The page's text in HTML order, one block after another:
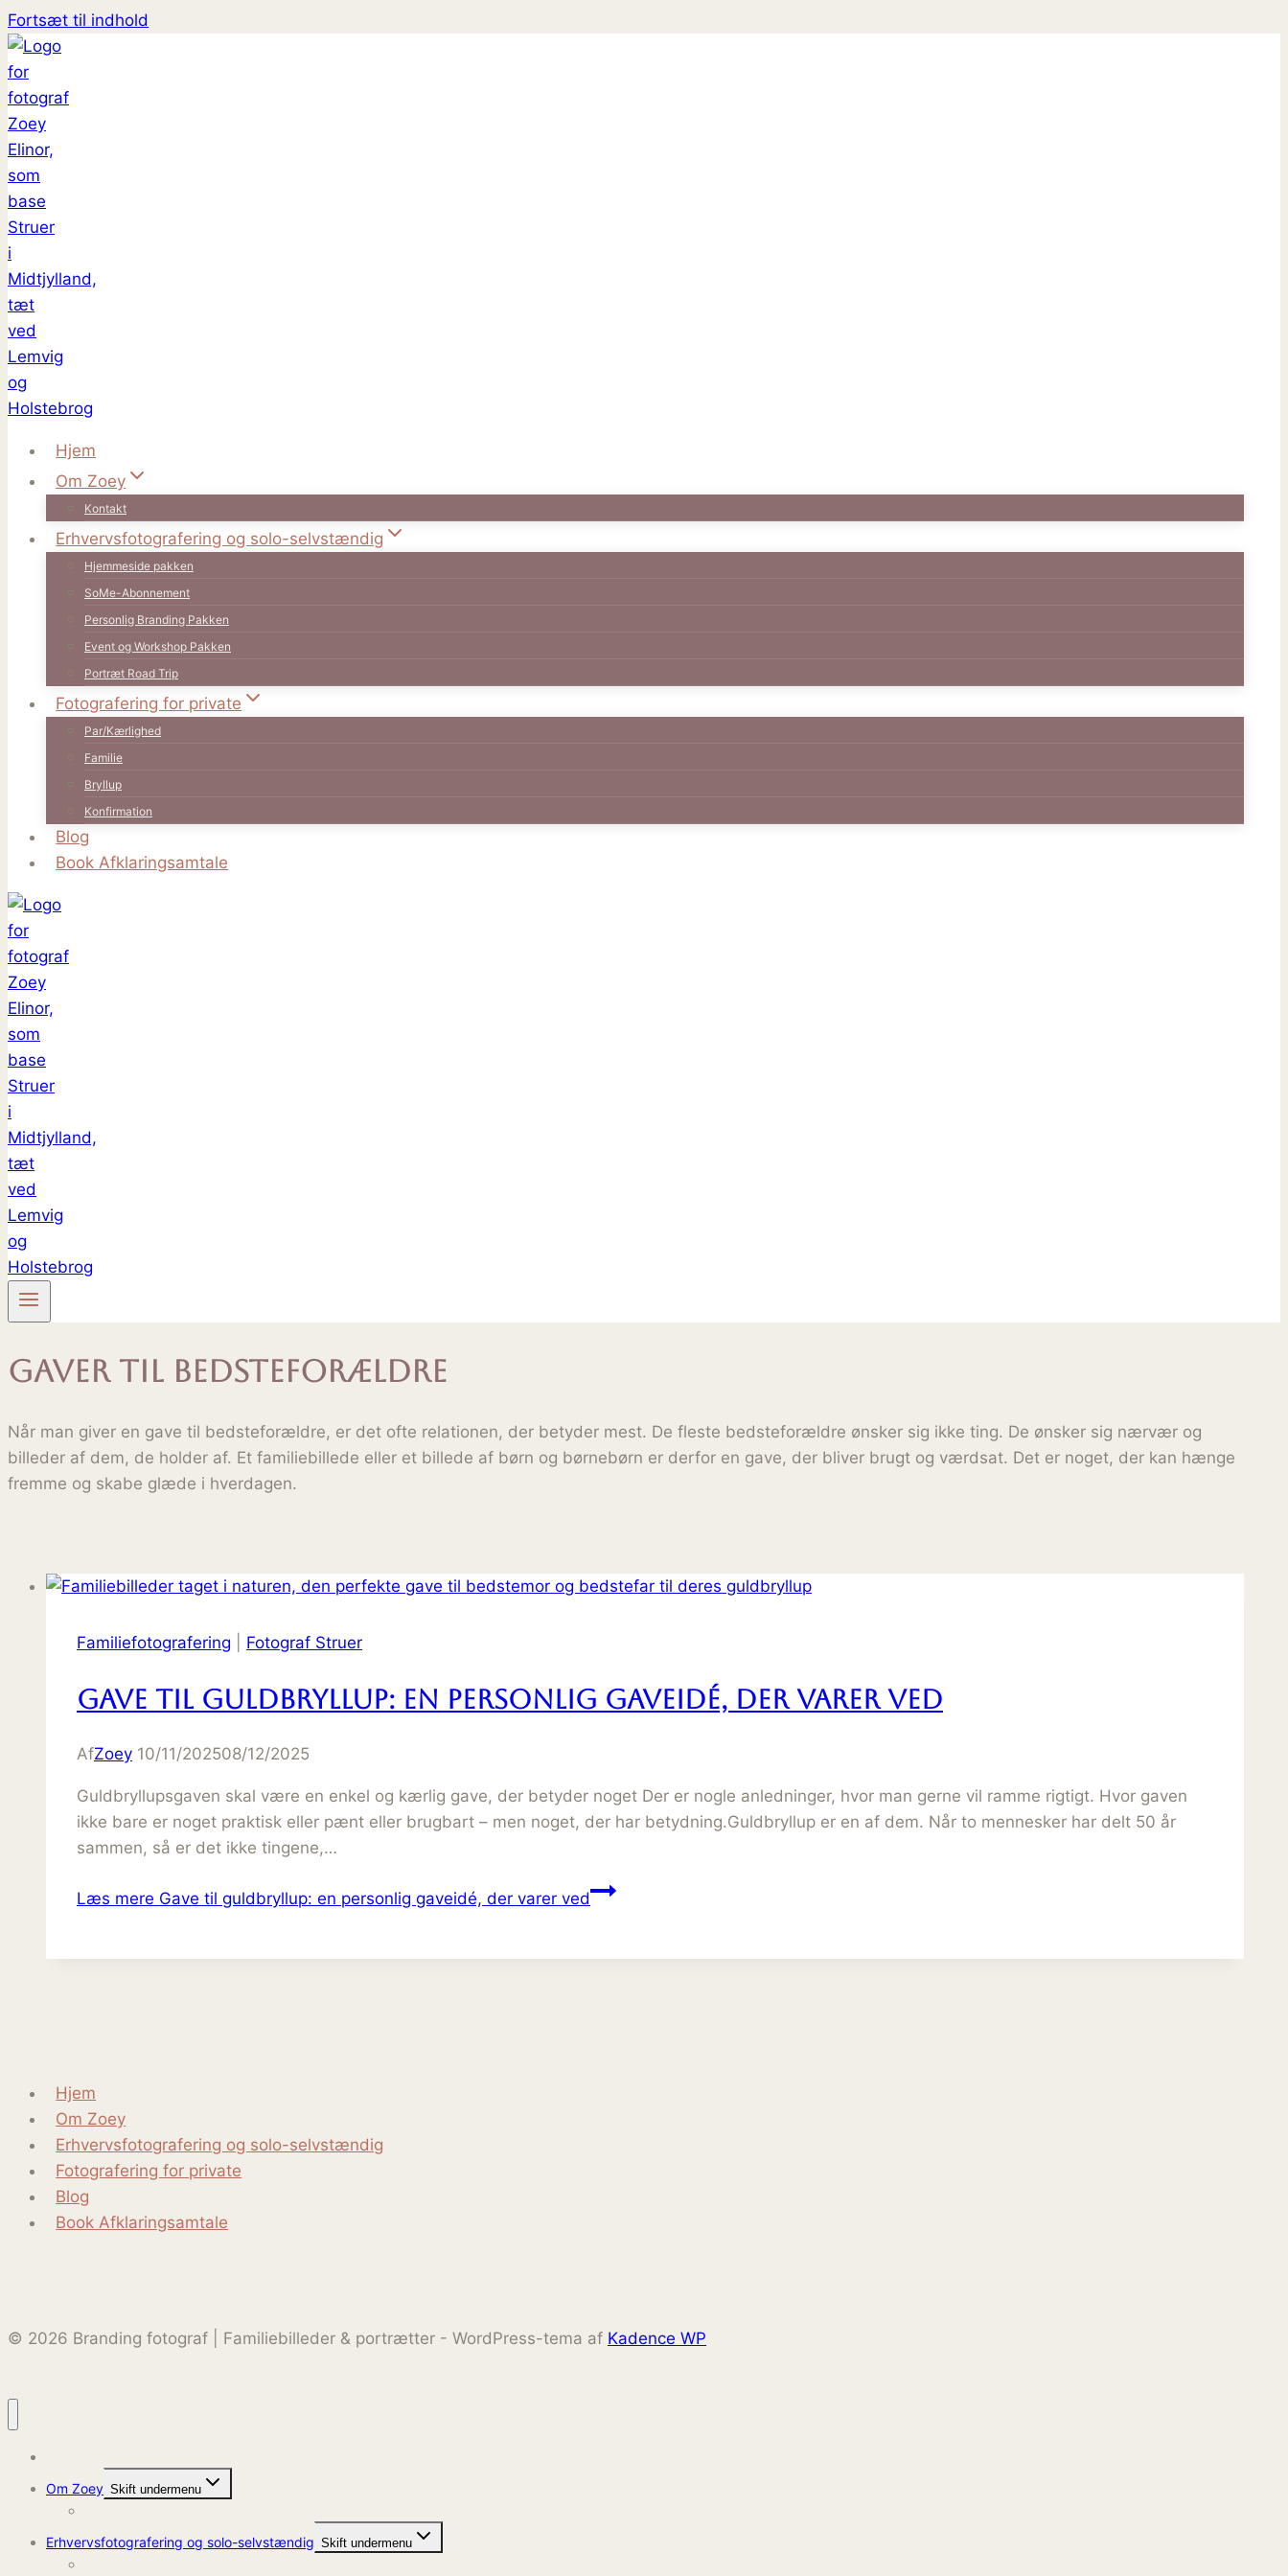
Fortsæt til indhold
Hjem
Om Zoey
Kontakt
Erhvervsfotografering og solo-selvstændig
Hjemmeside pakken
SoMe-Abonnement
Personlig Branding Pakken
Event og Workshop Pakken
Portræt Road Trip
Fotografering for private
Par/Kærlighed
Familie
Bryllup
Konfirmation
Blog
Book Afklaringsamtale
gaver til bedsteforældre
Når man giver en gave til bedsteforældre, er det ofte relationen, der betyder mest. De fleste bedsteforældre ønsker sig ikke ting. De ønsker sig nærvær og
billeder af dem, de holder af. Et familiebillede eller et billede af børn og børnebørn er derfor en gave, der bliver brugt og værdsat. Det er noget, der kan hænge
fremme og skabe glæde i hverdagen.
Familiefotografering Fotograf Struer
Gave til guldbryllup: en personlig gaveidé, der varer ved
AfZoey 10/11/202508/12/2025
Guldbryllupsgaven skal være en enkel og kærlig gave, der betyder noget Der er nogle anledninger, hvor man gerne vil ramme rigtigt. Hvor gaven
ikke bare er noget praktisk eller pænt eller brugbart – men noget, der har betydning.Guldbryllup er en af dem. Når to mennesker har delt 50 år
sammen, så er det ikke tingene,…
Læs mere Gave til guldbryllup: en personlig gaveidé, der varer ved
Hjem
Om Zoey
Erhvervsfotografering og solo-selvstændig
Fotografering for private
Blog
Book Afklaringsamtale
© 2026 Branding fotograf | Familiebilleder & portrætter - WordPress-tema af Kadence WP
Om Zoey Skift undermenu
Erhvervsfotografering og solo-selvstændig Skift undermenu